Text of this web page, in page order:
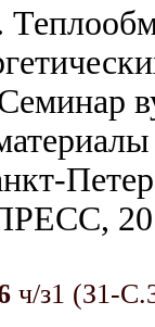
ч/з1 (З1-